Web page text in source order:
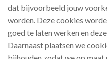
dat bijvoorbeeld jouw
worden. Deze cookies
goed te laten werken en
Daarnaast plaatsen we